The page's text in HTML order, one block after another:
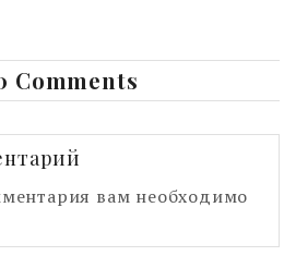
Comments
вам необходимо